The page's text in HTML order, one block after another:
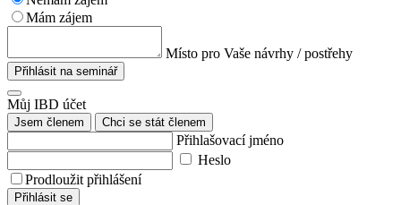
Mám zájem
Místo pro Vaše návrhy / postřehy
Přihlásit na seminář
Můj IBD účet
Jsem členem Chci se stát členem
Přihlašovací jméno
Heslo
Prodloužit přihlášení
Přihlásit se